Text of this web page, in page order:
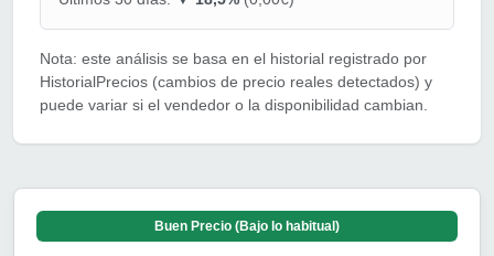
Nota: este análisis se basa en el historial registrado por
HistorialPrecios (cambios de precio reales detectados) y
puede variar si el vendedor o la disponibilidad cambian.
Buen Precio (Bajo lo habitual)